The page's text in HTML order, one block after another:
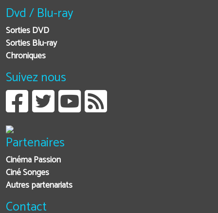
Dvd / Blu-ray
Sorties DVD
Sorties Blu-ray
Chroniques
Suivez nous
Partenaires
Cinéma Passion
Ciné Songes
Autres partenariats
Contact